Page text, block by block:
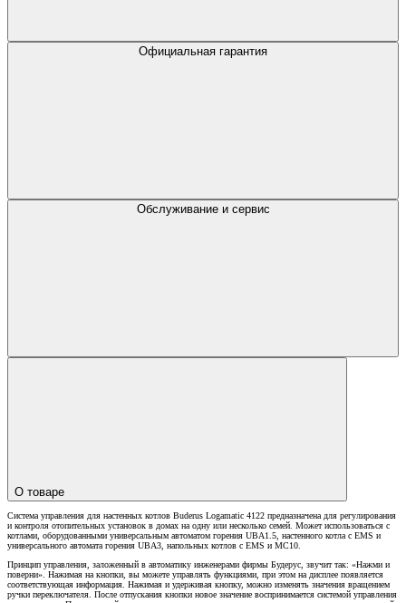
Официальная гарантия
Обслуживание и сервис
О товаре
Система управления для настенных котлов Buderus Logamatic 4122 предназначена для регулирования
и контроля отопительных установок в домах на одну или несколько семей. Может использоваться с
котлами, оборудованными универсальным автоматом горения UBA1.5, настенного котла с ЕМS и
универсального автомата горения UBA3, напольных котлов с EMS и MC10.
Принцип управления, заложенный в автоматику инженерами фирмы Будерус, звучит так: «Нажми и
поверни». Нажимая на кнопки, вы можете управлять функциями, при этом на дисплее появляется
соответствующая информация. Нажимая и удерживая кнопку, можно изменять значения вращением
ручки переключателя. После отпускания кнопки новое значение воспринимается системой управления